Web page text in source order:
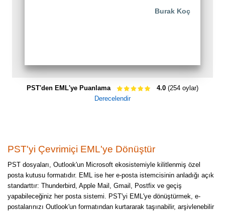
Burak Koç
PST'den EML'ye Puanlama 4.0 (254 oylar)
Derecelendir
PST'yi Çevrimiçi EML'ye Dönüştür
PST dosyaları, Outlook'un Microsoft ekosistemiyle kilitlenmiş özel
posta kutusu formatıdır. EML ise her e-posta istemcisinin anladığı açık
standarttır: Thunderbird, Apple Mail, Gmail, Postfix ve geçiş
yapabileceğiniz her posta sistemi. PST'yi EML'ye dönüştürmek, e-
postalarınızı Outlook'un formatından kurtararak taşınabilir, arşivlenebilir